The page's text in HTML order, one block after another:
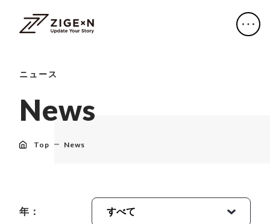
ニュース
News
Top News
年：